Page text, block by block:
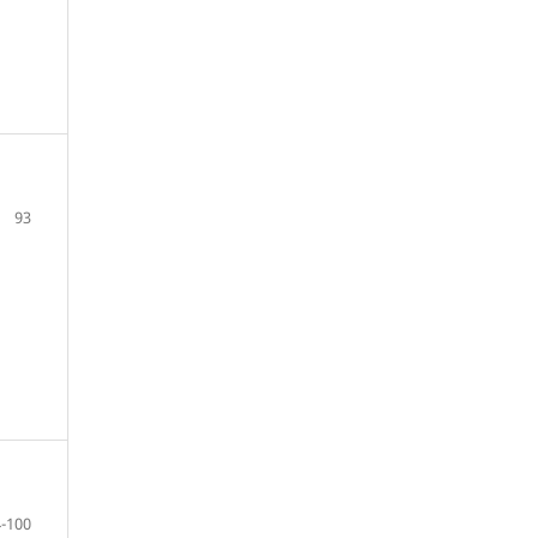
93
100